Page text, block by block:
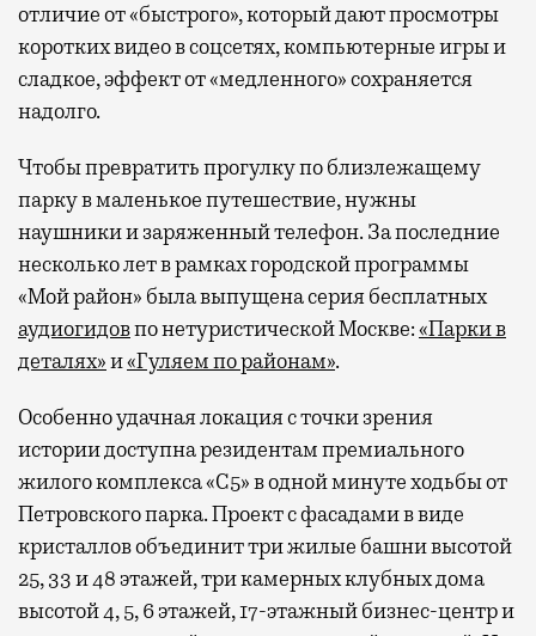
отличие от «быстрого», который дают просмотры
коротких видео в соцсетях, компьютерные игры и
сладкое, эффект от «медленного» сохраняется
надолго.
Чтобы превратить прогулку по близлежащему
парку в маленькое путешествие, нужны
наушники и заряженный телефон. За последние
несколько лет в рамках городской программы
«Мой район» была выпущена серия бесплатных
аудиогидовпо нетуристической Москве:«Парки в
деталях»и«Гуляем по районам».
Особенно удачная локация с точки зрения
истории доступна резидентам премиального
жилого комплекса «С5»в одной минуте ходьбы от
Петровского парка. Проект с фасадами в виде
кристаллов объединит три жилые башни высотой
25, 33 и 48 этажей, три камерных клубных дома
высотой 4, 5, 6 этажей, 17-этажный бизнес-центр и